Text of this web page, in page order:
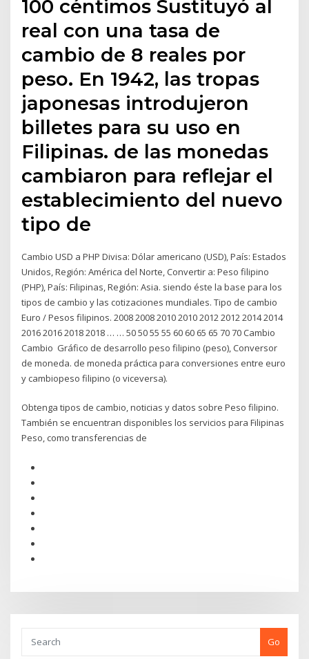
100 céntimos Sustituyó al
real con una tasa de
cambio de 8 reales por
peso. En 1942, las tropas
japonesas introdujeron
billetes para su uso en
Filipinas. de las monedas
cambiaron para reflejar el
establecimiento del nuevo
tipo de
Cambio USD a PHP Divisa: Dólar americano (USD), País: Estados
Unidos, Región: América del Norte, Convertir a: Peso filipino
(PHP), País: Filipinas, Región: Asia. siendo éste la base para los
tipos de cambio y las cotizaciones mundiales. Tipo de cambio
Euro / Pesos filipinos. 2008 2008 2010 2010 2012 2012 2014 2014
2016 2016 2018 2018 … … 50 50 55 55 60 60 65 65 70 70 Cambio
Cambio Gráfico de desarrollo peso filipino (peso), Conversor
de moneda. de moneda práctica para conversiones entre euro
y cambiopeso filipino (o viceversa).
Obtenga tipos de cambio, noticias y datos sobre Peso filipino.
También se encuentran disponibles los servicios para Filipinas
Peso, como transferencias de
Go